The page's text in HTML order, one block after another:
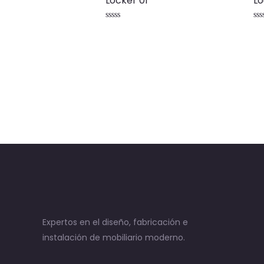
Expertos en el diseño, fabricación e
instalación de mobiliario moderno.